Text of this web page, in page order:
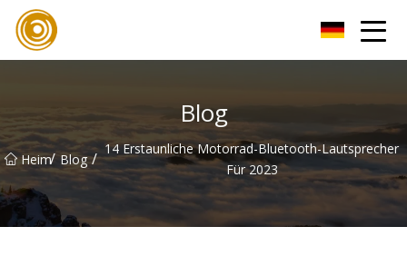
Blog
Heim/ Blog / 14 Erstaunliche Motorrad-Bluetooth-Lautsprecher
Für 2023